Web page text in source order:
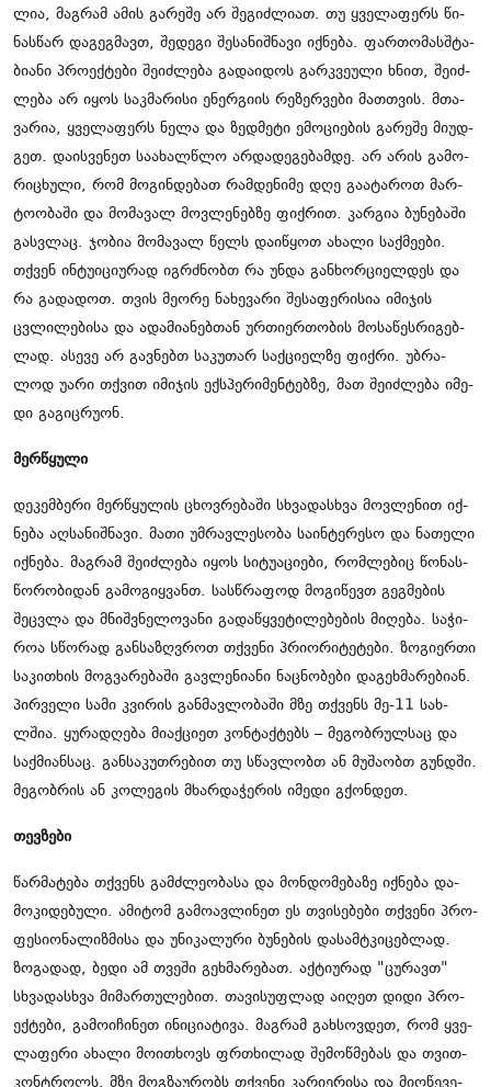
ლია, მაგ­რამ ამის გა­რე­შე არ შე­გიძ­ლი­ათ. თუ ყვე­ლა­ფერს წი­
ნას­წარ და­გეგ­მავთ, შე­დე­გი შე­სა­ნიშ­ნა­ვი იქ­ნე­ბა. ფარ­თო­მას­შტა­
ბი­ა­ნი პრო­ექ­ტე­ბი შე­იძ­ლე­ბა გა­და­ი­დოს გარ­კვე­უ­ლი ხნით, შე­იძ­
ლე­ბა არ იყოს საკ­მა­რი­სი ენერ­გი­ის რე­ზერ­ვე­ბი მათ­თვის. მთა­
ვა­რია, ყვე­ლა­ფერს ნელა და ზედ­მე­ტი ემო­ცი­ე­ბის გა­რე­შე მი­უდ­
გეთ. და­ის­ვე­ნეთ სა­ა­ხალ­წლო არ­და­დე­გე­ბამ­დე. არ არის გა­მო­
რი­ცხუ­ლი, რომ მო­გინ­დე­ბათ რამ­დე­ნი­მე დღე გა­ა­ტა­როთ მარ­
ტო­ო­ბა­ში და მო­მა­ვალ მოვ­ლე­ნებ­ზე ფიქ­რით. კარ­გია ბუ­ნე­ბა­ში
გას­ვლაც. ჯო­ბია მო­მა­ვალ წელს და­ი­წყოთ ახა­ლი საქ­მე­ე­ბი.
თქვენ ინ­ტუ­ი­ცი­უ­რად იგ­რძნობთ რა უნდა გან­ხორ­ცი­ელ­დეს და
რა გა­და­დოთ. თვის მე­ო­რე ნა­ხე­ვა­რი შე­სა­ფე­რი­სია იმი­ჯის
ცვლი­ლე­ბი­სა და ადა­მი­ა­ნებ­თან ურ­თი­ერ­თო­ბის მო­სა­წეს­რი­გებ­
ლად. ასე­ვე არ გავ­ნებთ სა­კუ­თარ საქ­ცი­ელ­ზე ფიქ­რი. უბ­რა­
ლოდ უარი თქვით იმი­ჯის ექ­სპე­რი­მენ­ტებ­ზე, მათ შე­იძ­ლე­ბა იმე­
დი გა­გიც­რუ­ონ.
მერ­წყუ­ლი
დე­კემ­ბე­რი მერ­წყუ­ლის ცხოვ­რე­ბა­ში სხვა­დას­ხვა მოვ­ლე­ნით იქ­
ნე­ბა აღ­სა­ნიშ­ნა­ვი. მათი უმ­რავ­ლე­სო­ბა სა­ინ­ტე­რე­სო და ნა­თე­ლი
იქ­ნე­ბა. მაგ­რამ შე­იძ­ლე­ბა იყოს სი­ტუ­ა­ცი­ე­ბი, რომ­ლე­ბიც წო­ნას­
წო­რო­ბი­დან გა­მო­გიყ­ვანთ. სას­წრა­ფოდ მო­გი­წევთ გეგ­მე­ბის
შეც­ვლა და მნიშ­ვნე­ლო­ვა­ნი გა­და­წყვე­ტი­ლე­ბე­ბის მი­ღე­ბა. სა­ჭი­
როა სწო­რად გან­სა­ზღვროთ თქვე­ნი პრი­ო­რი­ტე­ტე­ბი. ზო­გი­ერ­თი
სა­კი­თხის მოგ­ვა­რე­ბა­ში გავ­ლე­ნი­ა­ნი ნაც­ნო­ბე­ბი და­გეხ­მა­რე­ბი­ან.
პირ­ვე­ლი სამი კვი­რის გან­მავ­ლო­ბა­ში მზე თქვენს მე-11 სახ­
ლშია. ყუ­რა­დღე­ბა მი­აქ­ცი­ეთ კონ­ტაქ­ტებს – მე­გობ­რულ­საც და
საქ­მი­ან­საც. გან­სა­კუთ­რე­ბით თუ სწავ­ლობთ ან მუ­შა­ობთ გუნდში.
მე­გობ­რის ან კო­ლე­გის მხარ­და­ჭე­რის იმე­დი გქონ­დეთ.
თევ­ზე­ბი
წარ­მა­ტე­ბა თქვენს გამ­ძლე­ო­ბა­სა და მონ­დო­მე­ბა­ზე იქ­ნე­ბა და­
მო­კი­დე­ბუ­ლი. ამი­ტომ გა­მო­ავ­ლი­ნეთ ეს თვი­სე­ბე­ბი თქვე­ნი პრო­
ფე­სი­ო­ნა­ლიზ­მი­სა და უნი­კა­ლუ­რი ბუ­ნე­ბის და­სამ­ტკი­ცებ­ლად.
ზო­გა­დად, ბედი ამ თვე­ში გეხ­მა­რე­ბათ. აქ­ტი­უ­რად "ცუ­რავთ"
სხვა­დას­ხვა მი­მარ­თუ­ლე­ბით. თა­ვი­სუფ­ლად აი­ღეთ დიდი პრო­
ექ­ტე­ბი, გა­მო­ი­ჩი­ნეთ ინი­ცი­ა­ტი­ვა. მაგ­რამ გახ­სოვ­დეთ, რომ ყვე­
ლა­ფე­რი ახა­ლი მო­ი­თხოვს ფრთხი­ლად შე­მოწ­მე­ბას და თვით­